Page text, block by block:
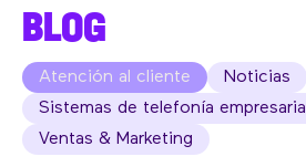
BLOG
Atención al cliente Noticias
Sistemas de telefonía empresarial
Ventas & Marketing